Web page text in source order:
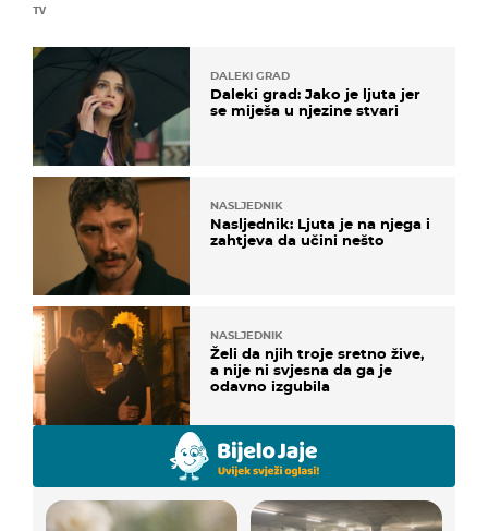
TV
DALEKI GRAD
Daleki grad: Jako je ljuta jer
se miješa u njezine stvari
NASLJEDNIK
Nasljednik: Ljuta je na njega i
zahtjeva da učini nešto
NASLJEDNIK
Želi da njih troje sretno žive,
a nije ni svjesna da ga je
odavno izgubila